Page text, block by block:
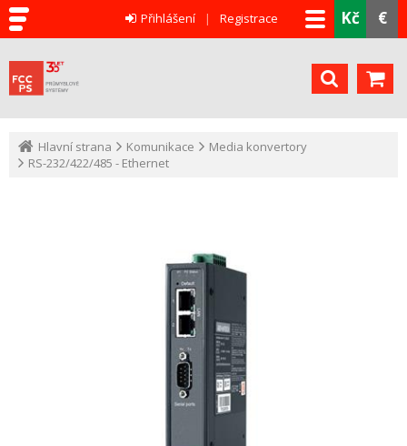
Kč €
Přihlášení Registrace
Hlavní strana Komunikace
Media konvertory
RS-232/422/485 - Ethernet